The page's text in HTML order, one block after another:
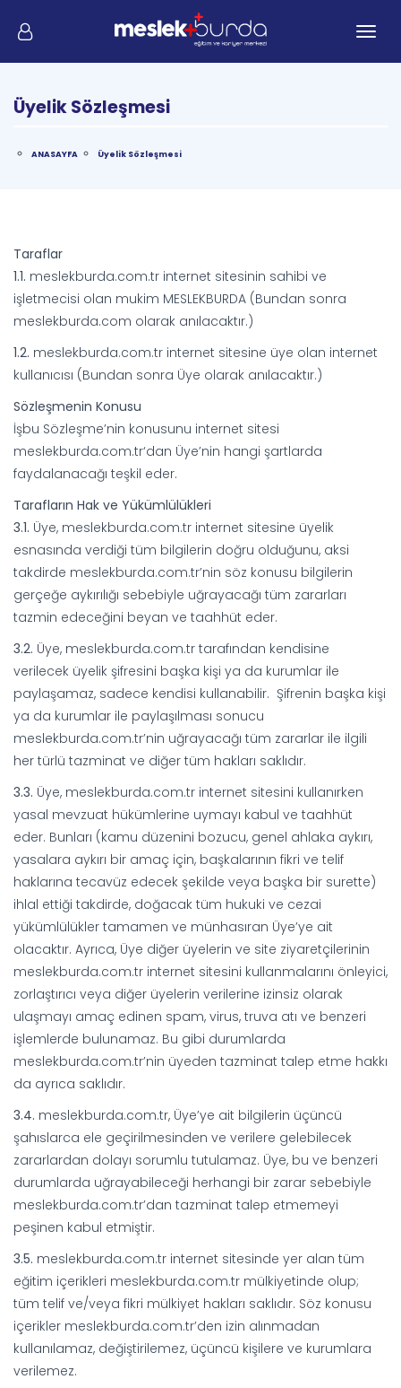
Üyelik Sözleşmesi
ANASAYFA Üyelik Sözleşmesi
Taraflar
1.1. meslekburda.com.tr internet sitesinin sahibi ve
işletmecisi olan mukim MESLEKBURDA (Bundan sonra
meslekburda.com olarak anılacaktır.)
1.2. meslekburda.com.tr internet sitesine üye olan internet
kullanıcısı (Bundan sonra Üye olarak anılacaktır.)
Sözleşmenin Konusu
İşbu Sözleşme’nin konusunu internet sitesi
meslekburda.com.tr‘dan Üye’nin hangi şartlarda
faydalanacağı teşkil eder.
Tarafların Hak ve Yükümlülükleri
3.1. Üye, meslekburda.com.tr internet sitesine üyelik
esnasında verdiği tüm bilgilerin doğru olduğunu, aksi
takdirde meslekburda.com.tr’nin söz konusu bilgilerin
gerçeğe aykırılığı sebebiyle uğrayacağı tüm zararları
tazmin edeceğini beyan ve taahhüt eder.
3.2. Üye, meslekburda.com.tr tarafından kendisine
verilecek üyelik şifresini başka kişi ya da kurumlar ile
paylaşamaz, sadece kendisi kullanabilir. Şifrenin başka kişi
ya da kurumlar ile paylaşılması sonucu
meslekburda.com.tr’nin uğrayacağı tüm zararlar ile ilgili
her türlü tazminat ve diğer tüm hakları saklıdır.
3.3. Üye, meslekburda.com.tr internet sitesini kullanırken
yasal mevzuat hükümlerine uymayı kabul ve taahhüt
eder. Bunları (kamu düzenini bozucu, genel ahlaka aykırı,
yasalara aykırı bir amaç için, başkalarının fikri ve telif
haklarına tecavüz edecek şekilde veya başka bir surette)
ihlal ettiği takdirde, doğacak tüm hukuki ve cezai
yükümlülükler tamamen ve münhasıran Üye’ye ait
olacaktır. Ayrıca, Üye diğer üyelerin ve site ziyaretçilerinin
meslekburda.com.tr internet sitesini kullanmalarını önleyici,
zorlaştırıcı veya diğer üyelerin verilerine izinsiz olarak
ulaşmayı amaç edinen spam, virus, truva atı ve benzeri
işlemlerde bulunamaz. Bu gibi durumlarda
meslekburda.com.tr’nin üyeden tazminat talep etme hakkı
da ayrıca saklıdır.
3.4. meslekburda.com.tr, Üye’ye ait bilgilerin üçüncü
şahıslarca ele geçirilmesinden ve verilere gelebilecek
zararlardan dolayı sorumlu tutulamaz. Üye, bu ve benzeri
durumlarda uğrayabileceği herhangi bir zarar sebebiyle
meslekburda.com.tr’dan tazminat talep etmemeyi
peşinen kabul etmiştir.
3.5. meslekburda.com.tr internet sitesinde yer alan tüm
eğitim içerikleri meslekburda.com.tr mülkiyetinde olup;
tüm telif ve/veya fikri mülkiyet hakları saklıdır. Söz konusu
içerikler meslekburda.com.tr’den izin alınmadan
kullanılamaz, değiştirilemez, üçüncü kişilere ve kurumlara
verilemez.